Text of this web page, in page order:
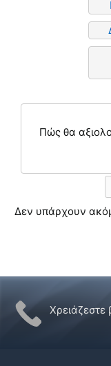
Πώς θα
Δεν υπάρχουν
Χρειάζεστε